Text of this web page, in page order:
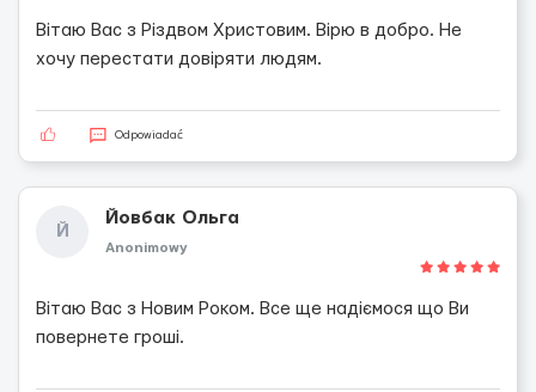
Вітаю Вас з Різдвом Христовим. Вірю в добро. Не
хочу перестати довіряти людям.
Odpowiadać
Й
Йовбак Ольга
Anonimowy
Вітаю Вас з Новим Роком. Все ще надіємося що Ви
повернете гроші.